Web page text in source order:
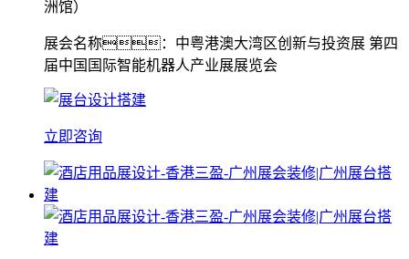
洲馆）
展会名称：中粤港澳大湾区创新与投资展 第四
届中国国际智能机器人产业展展览会
立即咨询